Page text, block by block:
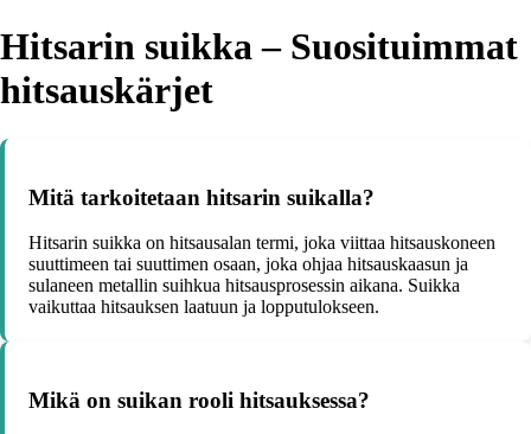
Hitsarin suikka – Suosituimmat
hitsauskärjet
Mitä tarkoitetaan hitsarin suikalla?
Hitsarin suikka on hitsausalan termi, joka viittaa hitsauskoneen
suuttimeen tai suuttimen osaan, joka ohjaa hitsauskaasun ja
sulaneen metallin suihkua hitsausprosessin aikana. Suikka
vaikuttaa hitsauksen laatuun ja lopputulokseen.
Mikä on suikan rooli hitsauksessa?